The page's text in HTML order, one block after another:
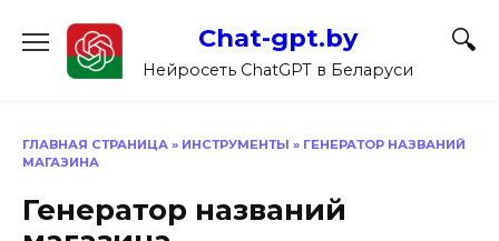
содержанию
Chat-gpt.by
Нейросеть ChatGPT в Беларуси
ГЛАВНАЯ СТРАНИЦА » ИНСТРУМЕНТЫ » ГЕНЕРАТОР НАЗВАНИЙ
МАГАЗИНА
Генератор названий